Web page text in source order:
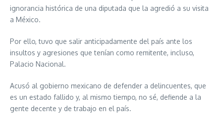
ignorancia histórica de una diputada que la agredió a su visita
a México.
Por ello, tuvo que salir anticipadamente del país ante los
insultos y agresiones que tenían como remitente, incluso,
Palacio Nacional.
Acusó al gobierno mexicano de defender a delincuentes, que
es un estado fallido y, al mismo tiempo, no sé, defiende a la
gente decente y de trabajo en el país.